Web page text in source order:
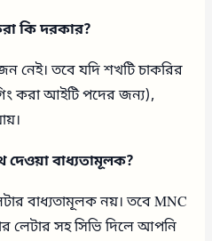
কি দরকার?
নেই। তবে যদি শখটি চাকরির
করা আইটি পদের জন্য),
দেওয়া বাধ্যতামূলক?
বাধ্যতামূলক নয়। তবে MNC
লেটার সহ সিভি দিলে আপনি